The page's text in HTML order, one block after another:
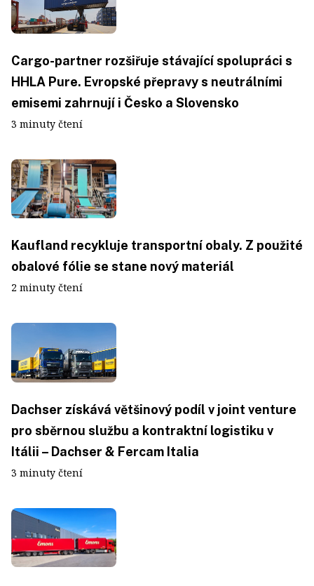
Cargo-partner rozšiřuje stávající spolupráci s
HHLA Pure. Evropské přepravy s neutrálními
emisemi zahrnují i Česko a Slovensko
3 minuty čtení
Kaufland recykluje transportní obaly. Z použité
obalové fólie se stane nový materiál
2 minuty čtení
Dachser získává většinový podíl v joint venture
pro sběrnou službu a kontraktní logistiku v
Itálii – Dachser & Fercam Italia
3 minuty čtení